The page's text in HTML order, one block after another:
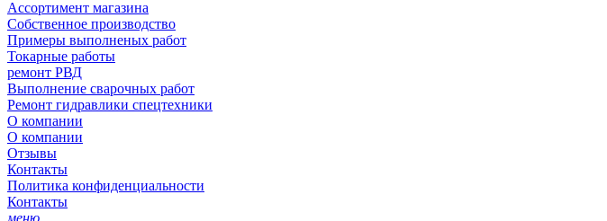
Ассортимент магазина
Собственное производство
Примеры выполненых работ
Токарные работы
ремонт РВД
Выполнение сварочных работ
Ремонт гидравлики спецтехники
О компании
О компании
Отзывы
Контакты
Политика конфиденциальности
Контакты
меню